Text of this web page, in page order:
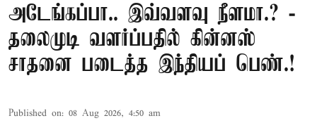
அடேங்கப்பா.. இவ்வளவு நீளமா.? -
தலைமுடி வளர்ப்பதில் கின்னஸ்
சாதனை படைத்த இந்தியப் பெண்.!
Published on: 08 Aug 2026, 4:50 am